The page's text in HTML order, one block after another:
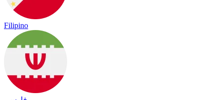
Filipino